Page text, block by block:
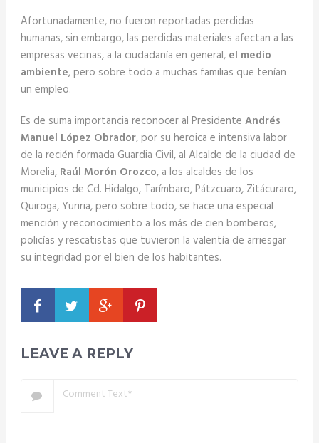
Afortunadamente, no fueron reportadas perdidas
humanas, sin embargo, las perdidas materiales afectan a las
empresas vecinas, a la ciudadanía en general, el medio
ambiente, pero sobre todo a muchas familias que tenían
un empleo.
Es de suma importancia reconocer al Presidente Andrés
Manuel López Obrador, por su heroica e intensiva labor
de la recién formada Guardia Civil, al Alcalde de la ciudad de
Morelia, Raúl Morón Orozco, a los alcaldes de los
municipios de Cd. Hidalgo, Tarímbaro, Pátzcuaro, Zitácuraro,
Quiroga, Yuriria, pero sobre todo, se hace una especial
mención y reconocimiento a los más de cien bomberos,
policías y rescatistas que tuvieron la valentía de arriesgar
su integridad por el bien de los habitantes.
LEAVE A REPLY